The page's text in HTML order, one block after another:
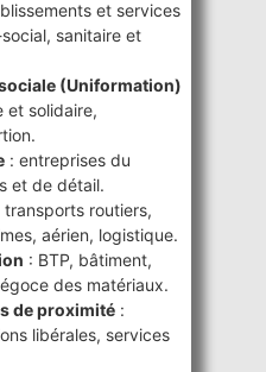
et services
sanitaire et
(Uniformation)
et solidaire,
: entreprises du
et de détail.
transports routiers,
aérien, logistique.
: BTP, bâtiment,
des matériaux.
de proximité :
libérales, services